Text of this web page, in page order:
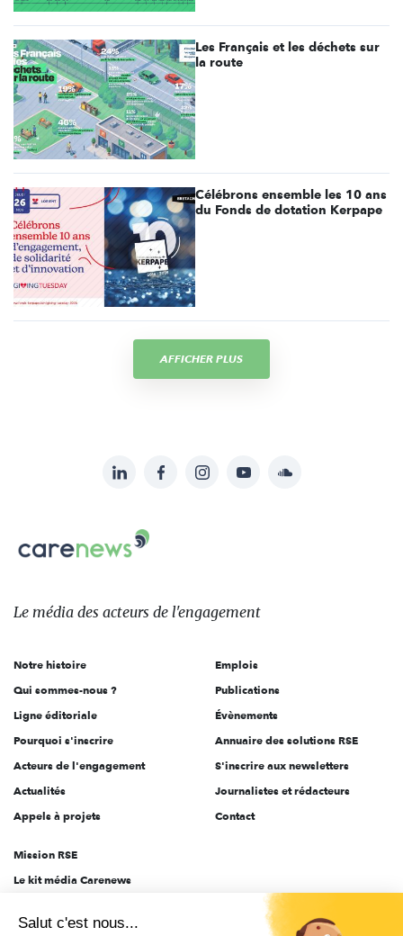
Les Français et les déchets sur
la route
Célébrons ensemble les 10 ans
du Fonds de dotation Kerpape
AFFICHER PLUS
sur:
LinkedInFacebookInstagramYouTubeSoundcloud
Le
des
l'engagement
Le média des acteurs de l'engagement
Notre histoire
Qui sommes-nous ?
Ligne éditoriale
Pourquoi s'inscrire
Acteurs de l'engagement
Actualités
Appels à projets
Emplois
Publications
Évènements
Annuaire des solutions RSE
S'inscrire aux newsletters
Journalistes et rédacteurs
Contact
Mission RSE
Le kit média Carenews
AEF info
Salut c'est nous...